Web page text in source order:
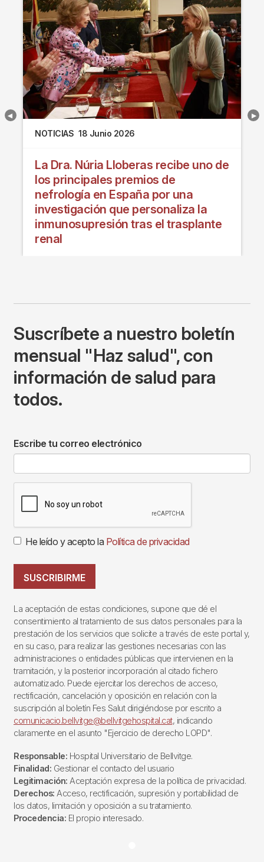
NOTICIAS 18 Junio 2026
La Dra. Núria Lloberas recibe uno de
los principales premios de
nefrología en España por una
investigación que personaliza la
inmunosupresión tras el trasplante
renal
Suscríbete a nuestro boletín
mensual "Haz salud", con
información de salud para
todos.
Escribe tu correo electrónico
He leído y acepto la Política de privacidad
SUSCRIBIRME
La aceptación de estas condiciones, supone que dé el
consentimiento al tratamiento de sus datos personales para la
prestación de los servicios que solicite a través de este portal y,
en su caso, para realizar las gestiones necesarias con las
administraciones o entidades públicas que intervienen en la
tramitación, y la posterior incorporación al citado fichero
automatizado. Puede ejercitar los derechos de acceso,
rectificación, cancelación y oposición en relación con la
suscripción al boletín Fes Salut dirigiéndose por escrito a
comunicacio.bellvitge@bellvitgehospital.cat, indicando
claramente en el asunto "Ejercicio de derecho LOPD".
Responsable: Hospital Universitario de Bellvitge.
Finalidad: Gestionar el contacto del usuario
Legitimación: Aceptación expresa de la política de privacidad.
Derechos: Acceso, rectificación, supresión y portabilidad de
los datos, limitación y oposición a su tratamiento.
Procedencia: El propio interesado.